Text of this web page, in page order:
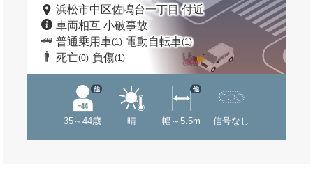
浜松市中区佐鳴台一丁目 付近
車両相互 小破事故
普通乗用車(1) 電動自転車(1)
死亡(0) 負傷(1)
35～44歳
他
晴 幅～5.5m
他
信号なし